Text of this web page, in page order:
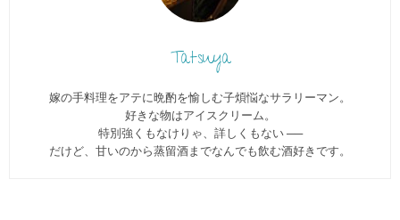
Tatsuya
嫁の手料理をアテに晩酌を愉しむ子煩悩なサラリーマン。
好きな物はアイスクリーム。
特別強くもなけりゃ、詳しくもない ──
だけど、甘いのから蒸留酒までなんでも飲む酒好きです。